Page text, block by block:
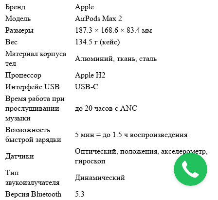
Бренд
Apple
Модель
AirPods Max 2
Размеры
187.3 × 168.6 × 83.4 мм
Вес
134.5 г (кейс)
Материал корпуса
тел
Алюминий, ткань, сталь
Процессор
Apple H2
Интерфейс USB
USB-C
Время работа при
прослушивании
музыки
до 20 часов с ANC
Возможность
быстрой зарядки
5 мин = до 1.5 ч воспроизведения
Датчики
Оптический, положения, акселерометр,
гироскоп
Тип
звукоизлучателя
Динамический
Версия Bluetooth
5.3